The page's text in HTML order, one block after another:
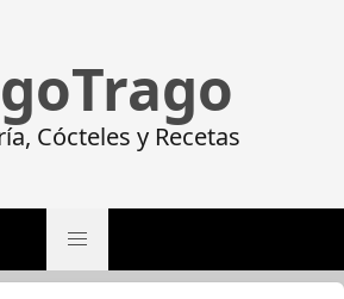
Cócteles y Recetas